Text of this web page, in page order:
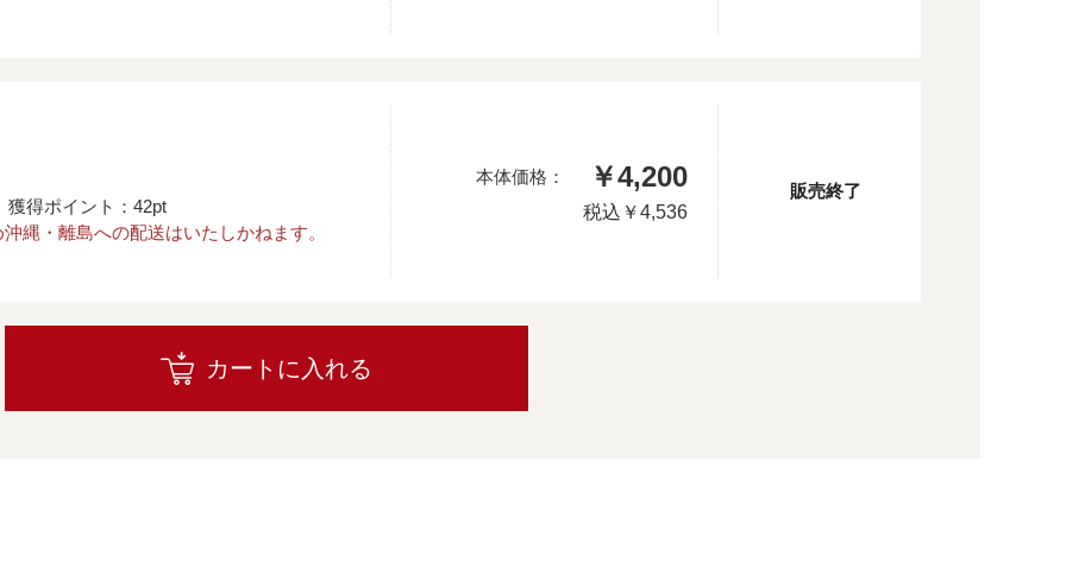
獲得ポイント：42pt
縄・離島への配送はいたしかねます。
本体価格： ￥4,200
税込 ￥4,536
販売終了
カートに入れる